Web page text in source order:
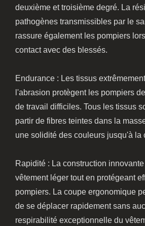
deuxième et troisième degré. La
pathogènes transmissibles par le
rassure également les pompiers
contact avec des blessés.
Endurance : Les tissus
l'abrasion protègent les pompiers
de travail difficiles. Tous les tissus
partir de fibres teintes dans la
une solidité des couleurs jusqu'à la
Rapidité : La construction
vêtement léger tout en protégeant
pompiers. La coupe ergonomique
de se déplacer rapidement sans
respirabilité exceptionnelle du